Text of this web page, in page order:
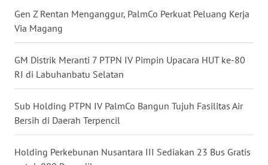
Gen Z Rentan Menganggur, PalmCo Perkuat Peluang Kerja
Via Magang
GM Distrik Meranti 7 PTPN IV Pimpin Upacara HUT ke-80
RI di Labuhanbatu Selatan
Sub Holding PTPN IV PalmCo Bangun Tujuh Fasilitas Air
Bersih di Daerah Terpencil
Holding Perkebunan Nusantara III Sediakan 23 Bus Gratis
WN
JATIM
WN
BALI